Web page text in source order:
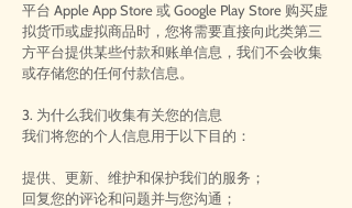
平台 Apple App Store 或 Google Play Store 购买虚
拟货币或虚拟商品时，您将需要直接向此类第三
方平台提供某些付款和账单信息，我们不会收集
或存储您的任何付款信息。
3. 为什么我们收集有关您的信息
我们将您的个人信息用于以下目的：
提供、更新、维护和保护我们的服务；
回复您的评论和问题并与您沟通；